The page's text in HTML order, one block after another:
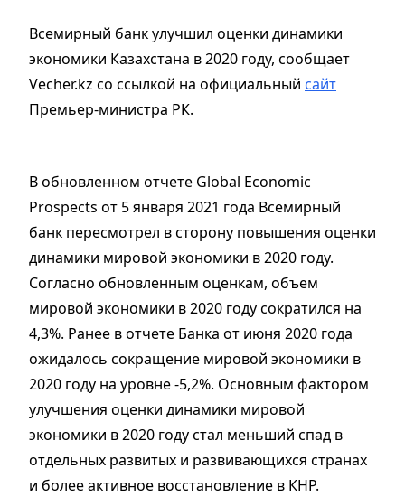
Всемирный банк улучшил оценки динамики
экономики Казахстана в 2020 году, сообщает
Vecher.kz со ссылкой на официальный сайт
Премьер-министра РК.
В обновленном отчете Global Economic
Prospects от 5 января 2021 года Всемирный
банк пересмотрел в сторону повышения оценки
динамики мировой экономики в 2020 году.
Согласно обновленным оценкам, объем
мировой экономики в 2020 году сократился на
4,3%. Ранее в отчете Банка от июня 2020 года
ожидалось сокращение мировой экономики в
2020 году на уровне -5,2%. Основным фактором
улучшения оценки динамики мировой
экономики в 2020 году стал меньший спад в
отдельных развитых и развивающихся странах
и более активное восстановление в КНР.